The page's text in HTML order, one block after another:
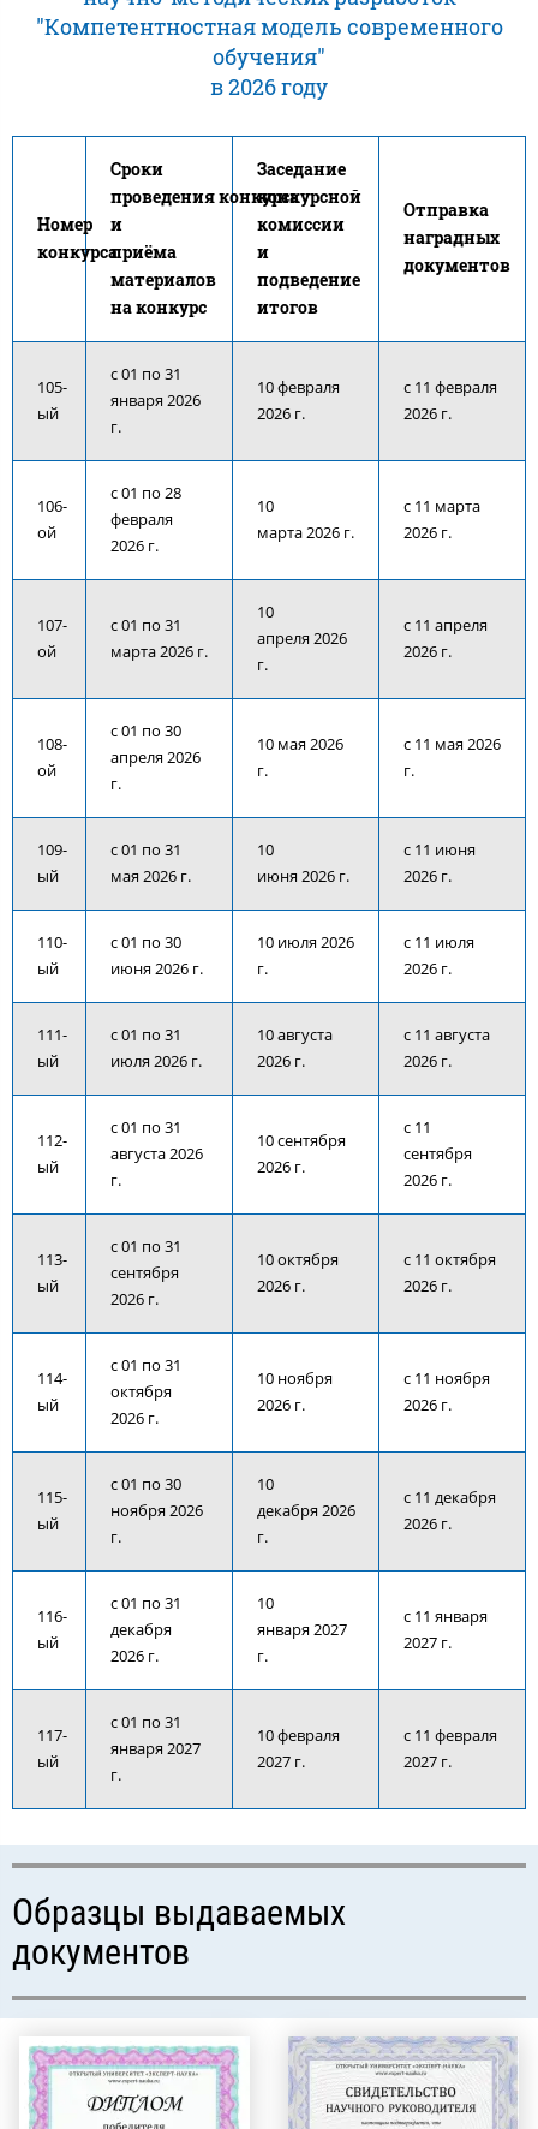
"Компетентностная модель современного
обучения"
в 2026 году
Номер
конкурса
Сроки
проведения конкурса
и
приёма
материалов
на конкурс
Заседание
конкурсной
комиссии
и
подведение
итогов
Отправка
наградных
документов
105-
ый
с 01 по 31
января 2026
г.
10 февраля
2026 г.
с 11 февраля
2026 г.
106-
ой
с 01 по 28
февраля
2026 г.
10
марта 2026 г.
с 11 марта
2026 г.
107-
ой
с 01 по 31
марта 2026 г.
10
апреля 2026
г.
с 11 апреля
2026 г.
108-
ой
с 01 по 30
апреля 2026
г.
10 мая 2026
г.
с 11 мая 2026
г.
109-
ый
с 01 по 31
мая 2026 г.
10
июня 2026 г.
с 11 июня
2026 г.
110-
ый
с 01 по 30
июня 2026 г.
10 июля 2026
г.
с 11 июля
2026 г.
111-
ый
с 01 по 31
июля 2026 г.
10 августа
2026 г.
с 11 августа
2026 г.
112-
ый
с 01 по 31
августа 2026
г.
10 сентября
2026 г.
с 11
сентября
2026 г.
113-
ый
с 01 по 31
сентября
2026 г.
10 октября
2026 г.
с 11 октября
2026 г.
114-
ый
с 01 по 31
октября
2026 г.
10 ноября
2026 г.
с 11 ноября
2026 г.
115-
ый
с 01 по 30
ноября 2026
г.
10
декабря 2026
г.
с 11 декабря
2026 г.
116-
ый
с 01 по 31
декабря
2026 г.
10
января 2027
г.
с 11 января
2027 г.
117-
ый
с 01 по 31
января 2027
г.
10 февраля
2027 г.
с 11 февраля
2027 г.
Образцы выдаваемых
документов